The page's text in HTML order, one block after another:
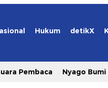
Hukum detikX
Pembaca Nyago